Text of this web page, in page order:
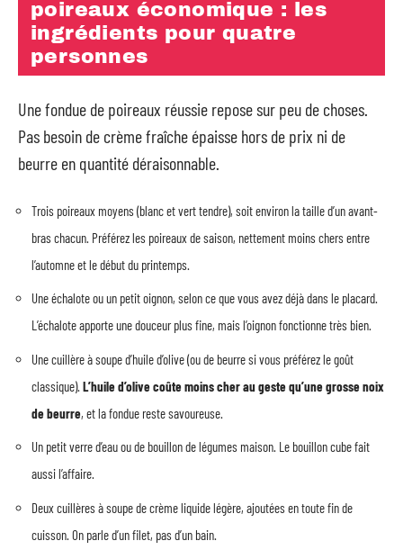
poireaux économique : les
ingrédients pour quatre
personnes
Une fondue de poireaux réussie repose sur peu de choses.
Pas besoin de crème fraîche épaisse hors de prix ni de
beurre en quantité déraisonnable.
Trois poireaux moyens (blanc et vert tendre), soit environ la taille d’un avant-
bras chacun. Préférez les poireaux de saison, nettement moins chers entre
l’automne et le début du printemps.
Une échalote ou un petit oignon, selon ce que vous avez déjà dans le placard.
L’échalote apporte une douceur plus fine, mais l’oignon fonctionne très bien.
Une cuillère à soupe d’huile d’olive (ou de beurre si vous préférez le goût
classique). L’huile d’olive coûte moins cher au geste qu’une grosse noix
de beurre, et la fondue reste savoureuse.
Un petit verre d’eau ou de bouillon de légumes maison. Le bouillon cube fait
aussi l’affaire.
Deux cuillères à soupe de crème liquide légère, ajoutées en toute fin de
cuisson. On parle d’un filet, pas d’un bain.